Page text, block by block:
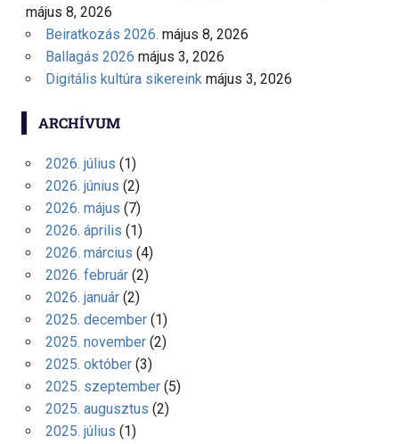
május 8, 2026
Beiratkozás 2026. május 8, 2026
Ballagás 2026 május 3, 2026
Digitális kultúra sikereink május 3, 2026
ARCHÍVUM
2026. július (1)
2026. június (2)
2026. május (7)
2026. április (1)
2026. március (4)
2026. február(2)
2026. január(2)
2025. december(1)
2025. november(2)
2025. október(3)
2025. szeptember(5)
2025. augusztus (2)
2025. július (1)